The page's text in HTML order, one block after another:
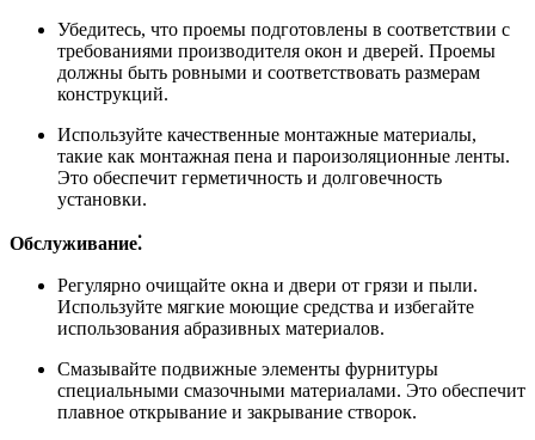
Убедитесь, что проемы подготовлены в соответствии с
требованиями производителя окон и дверей. Проемы
должны быть ровными и соответствовать размерам
конструкций.
Используйте качественные монтажные материалы,
такие как монтажная пена и пароизоляционные ленты.
Это обеспечит герметичность и долговечность
установки.
Обслуживание⁚
Регулярно очищайте окна и двери от грязи и пыли.
Используйте мягкие моющие средства и избегайте
использования абразивных материалов.
Смазывайте подвижные элементы фурнитуры
специальными смазочными материалами. Это обеспечит
плавное открывание и закрывание створок.